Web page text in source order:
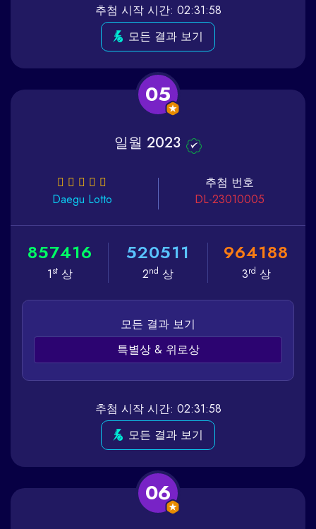
추첨 시작 시간: 02:31:58
모든 결과 보기
05
일월 2023
Daegu Lotto
추첨 번호
DL-23010005
857416
1st상
520511
2nd 상
964188
3rd 상
모든 결과 보기
특별상 & 위로상
추첨 시작 시간: 02:31:58
모든 결과 보기
06